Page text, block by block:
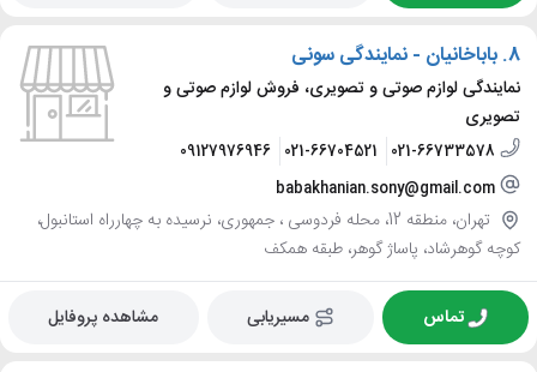
8. باباخانیان - نمایندگی سونی
نمایندگی لوازم صوتی و تصویری، فروش لوازم صوتی و
تصویری
021-66733578
021-66704521
09127976946
babakhanian.sony@gmail.com
تهران، منطقه 12، محله فردوسی ، جمهوری، نرسیده به چهارراه استانبول،
کوچه گوهرشاد، پاساژ گوهر، طبقه همکف
تماس مسیریابی مشاهده پروفایل